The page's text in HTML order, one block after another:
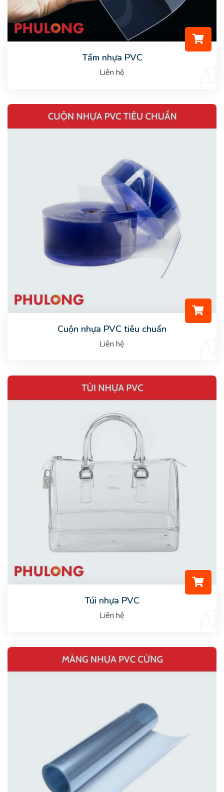
Tấm nhựa PVC
Liên hệ
Cuộn nhựa PVC tiêu chuẩn
Liên hệ
Túi nhựa PVC
Liên hệ